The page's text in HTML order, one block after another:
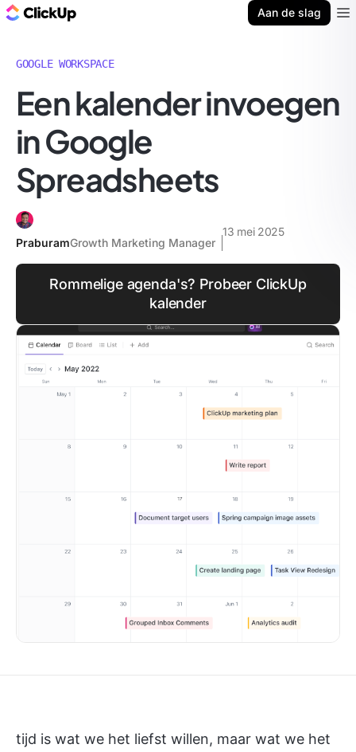
Aan de slag
GOOGLE WORKSPACE
Een kalender invoegen
in Google
Spreadsheets
PraburamGrowth Marketing Manager
13 mei 2025
Rommelige agenda's? Probeer ClickUp
kalender
tijd is wat we het liefst willen, maar wat we het